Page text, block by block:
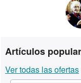
Consultar mis pedidos
Búsqueda avanzada
Libros antiguos
Arte y coleccionismo
Artículos
Ver todas las ofertas